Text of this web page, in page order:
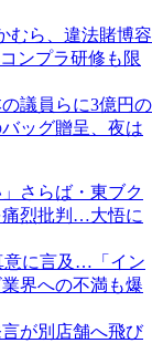
むら、違法賭博容
ンプラ研修も限
議員らに3億円の
ッグ贈呈、夜は
さらば・東ブク
痛烈批判…大悟に
意に言及…「イン
界への不満も爆
が別店舗へ飛び